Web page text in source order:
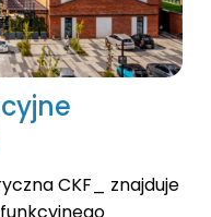
CKF_ znajduje